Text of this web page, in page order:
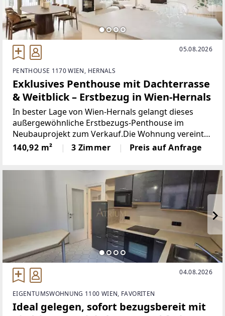
05.08.2026
PENTHOUSE 1170 WIEN, HERNALS
Exklusives Penthouse mit Dachterrasse
& Weitblick – Erstbezug in Wien-Hernals
In bester Lage von Wien-Hernals gelangt dieses
außergewöhnliche Erstbezugs-Penthouse im
Neubauprojekt zum Verkauf.Die Wohnung vereint
modernes Design, hochwertige Ausstattung und
nachhaltige Haustechnik auf höchstem Niveau.Auf
140,92 m² 3 Zimmer Preis auf Anfrage
04.08.2026
EIGENTUMSWOHNUNG 1100 WIEN, FAVORITEN
Ideal gelegen, sofort bezugsbereit mit